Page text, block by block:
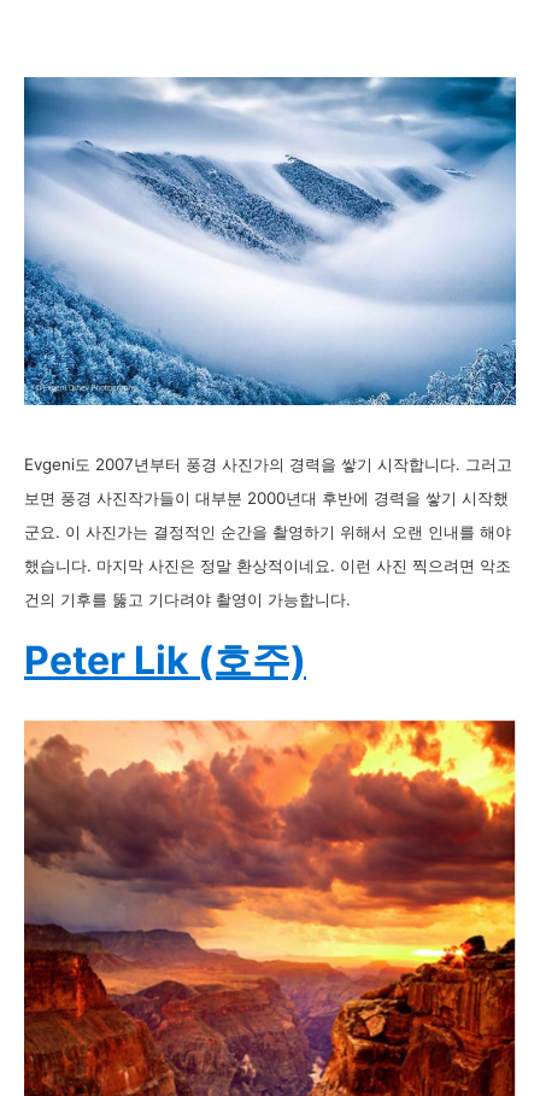
Evgeni도 2007년부터 풍경 사진가의 경력을 쌓기 시작합니다. 그러고
보면 풍경 사진작가들이 대부분 2000년대 후반에 경력을 쌓기 시작했
군요. 이 사진가는 결정적인 순간을 촬영하기 위해서 오랜 인내를 해야
했습니다. 마지막 사진은 정말 환상적이네요. 이런 사진 찍으려면 악조
건의 기후를 뚫고 기다려야 촬영이 가능합니다.
Peter Lik (호주)